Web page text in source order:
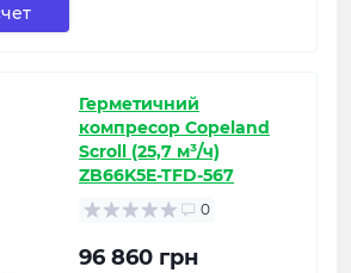
Герметичний
компресор Copeland
Scroll (25,7 м³/ч)
ZB66K5E-TFD-567
0
96 860 грн